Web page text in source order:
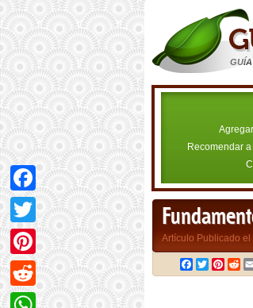
Recomendar
Artículo Publicado
Facebook
Twitter
Facebook
Twitter
Pinterest
Reddit